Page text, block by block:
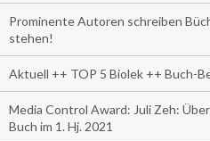
Prominente Autoren schreiben
stehen!
Aktuell ++ TOP 5 Biolek ++ Buch-
Media Control Award: Juli Zeh:
Buch im 1. Hj. 2021